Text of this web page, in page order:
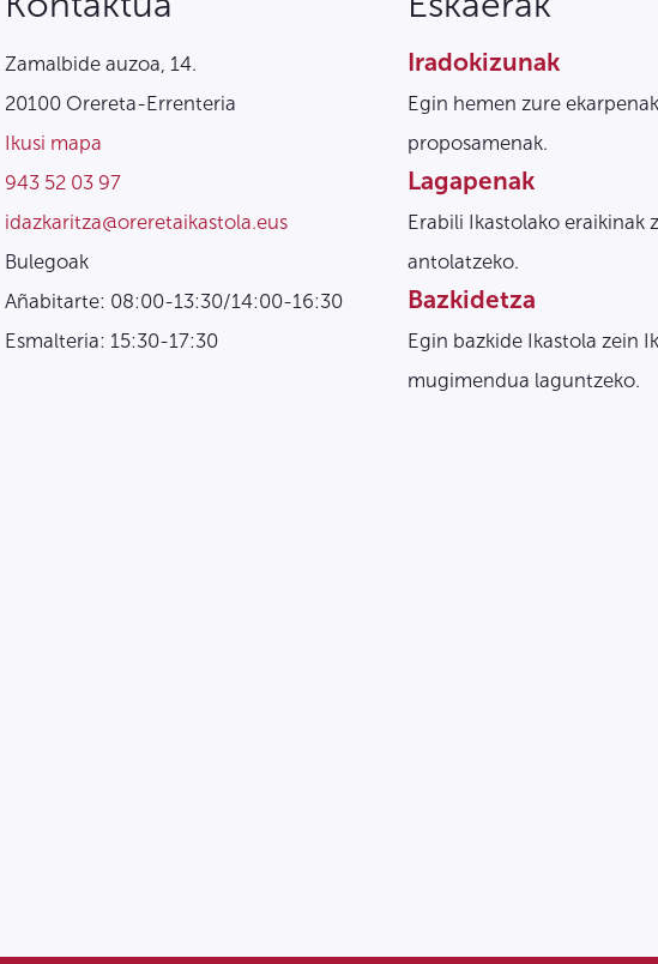
Zamalbide auzoa, 14.
20100 Orereta-Errenteria
Ikusi mapa
943 52 03 97
idazkaritza@oreretaikastola.eus
Bulegoak
Añabitarte: 08:00-13:30/14:00-16:30
Esmalteria: 15:30-17:30
Iradokizunak
Egin hemen zure
proposamenak.
Lagapenak
Erabili Ikastolako eraikinak
antolatzeko.
Bazkidetza
Egin bazkide Ikastola zein
mugimendua laguntzeko.